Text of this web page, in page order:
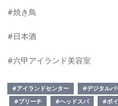
#焼き鳥
#日本酒
#六甲アイランド美容室
#アイランドセンター #デジタルパ
#ブリーチ
#ヘッドスパ #ポ